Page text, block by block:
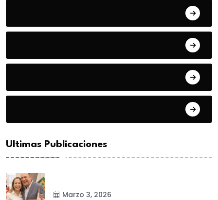
Ultimas Publicaciones
Marzo 3, 2026